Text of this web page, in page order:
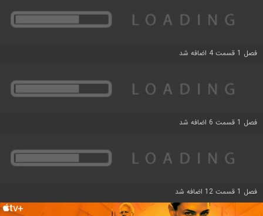
فصل 1 قسمت 4 اضافه شد
فصل 1 قسمت 6 اضافه شد
فصل 1 قسمت 12 اضافه شد